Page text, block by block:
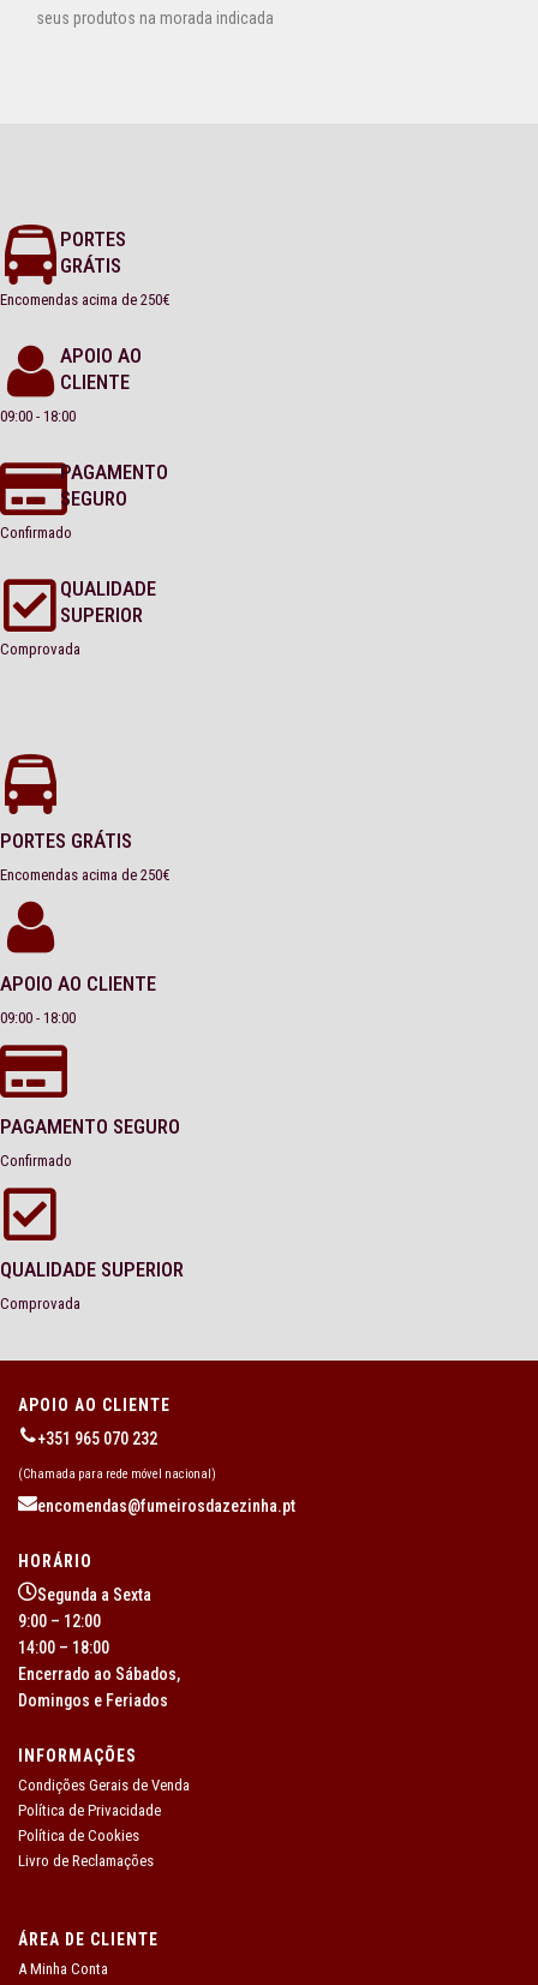
seus produtos na morada indicada
PORTES
GRÁTIS
Encomendas acima de 250€
APOIO AO
CLIENTE
09:00 - 18:00
PAGAMENTO
SEGURO
Confirmado
QUALIDADE
SUPERIOR
Comprovada
PORTES GRÁTIS
Encomendas acima de 250€
APOIO AO CLIENTE
09:00 - 18:00
PAGAMENTO SEGURO
Confirmado
QUALIDADE SUPERIOR
Comprovada
APOIO AO CLIENTE
+351 965 070 232
(Chamada para rede móvel nacional)
encomendas@fumeirosdazezinha.pt
HORÁRIO
Segunda a Sexta
9:00 – 12:00
14:00 – 18:00
Encerrado ao Sábados,
Domingos e Feriados
INFORMAÇÕES
Condições Gerais de Venda
Política de Privacidade
Política de Cookies
Livro de Reclamações
ÁREA DE CLIENTE
A Minha Conta